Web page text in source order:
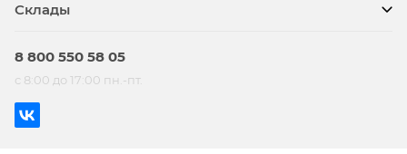
Склады
8 800 550 58 05
с 8:00 до 17:00 пн.-пт.